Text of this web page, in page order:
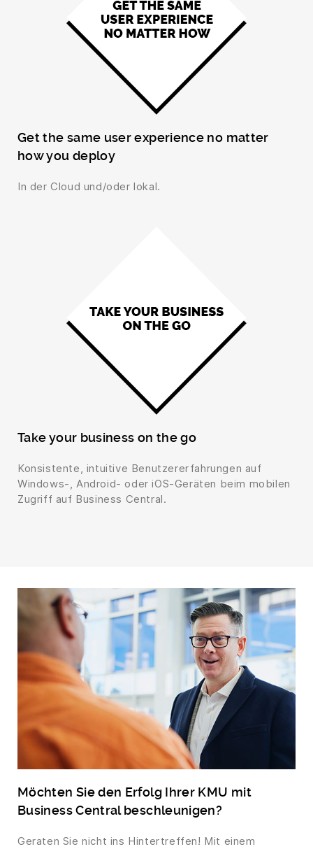
Get the same user experience no matter
how you deploy
In der Cloud und/oder lokal.
Take your business on the go
Konsistente, intuitive Benutzererfahrungen auf
Windows-, Android- oder iOS-Geräten beim mobilen
Zugriff auf Business Central.
Möchten Sie den Erfolg Ihrer KMU mit
Business Central beschleunigen?
Geraten Sie nicht ins Hintertreffen! Mit einem